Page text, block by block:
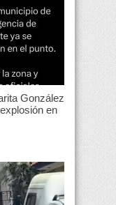
González
en